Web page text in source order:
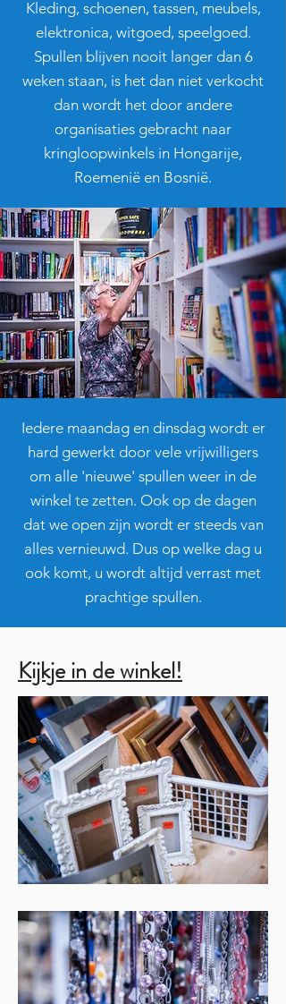
Kleding, schoenen, tassen, meubels,
elektronica, witgoed, speelgoed.
Spullen blijven nooit langer dan 6
weken staan, is het dan niet verkocht
dan wordt het door andere
organisaties gebracht naar
kringloopwinkels in Hongarije,
Roemenië en Bosnië.
Iedere maandag en dinsdag wordt er
hard gewerkt door vele vrijwilligers
om alle 'nieuwe' spullen weer in de
winkel te zetten. Ook op de dagen
dat we open zijn wordt er steeds van
alles vernieuwd. Dus op welke dag u
ook komt, u wordt altijd verrast met
prachtige spullen.
Kijkje in de winkel!